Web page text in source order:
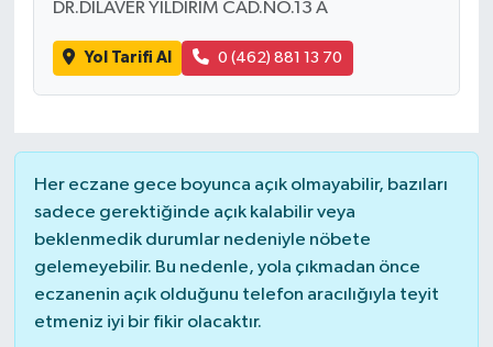
DR.DİLAVER YILDIRIM CAD.NO.13 A
Yol Tarifi Al 0 (462) 881 13 70
Her eczane gece boyunca açık olmayabilir, bazıları
sadece gerektiğinde açık kalabilir veya
beklenmedik durumlar nedeniyle nöbete
gelemeyebilir. Bu nedenle, yola çıkmadan önce
eczanenin açık olduğunu telefon aracılığıyla teyit
etmeniz iyi bir fikir olacaktır.
MAKALE
POLİTİKA
SİYASET
SPOR